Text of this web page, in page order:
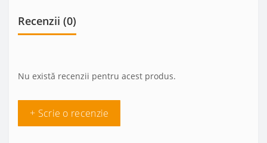
Recenzii (0)
Nu există recenzii pentru acest produs.
+ Scrie o recenzie